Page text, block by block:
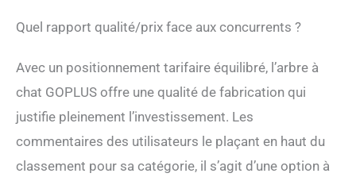
à son apparence moderne
proportionnées, l'arbre à
également être un ajout
parfait à votre décoration
instructions détaillées
sont fournies avec des
Quel rapport qualité/prix face aux concurrents ?
Avec un positionnement tarifaire équilibré, l’arbre à
chat GOPLUS offre une qualité de fabrication qui
justifie pleinement l’investissement. Les
commentaires des utilisateurs le plaçant en haut du
classement pour sa catégorie, il s’agit d’une option à